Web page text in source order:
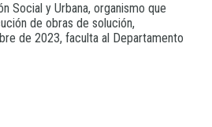
Social y Urbana, organismo que
de obras de solución,
de 2023, faculta al Departamento